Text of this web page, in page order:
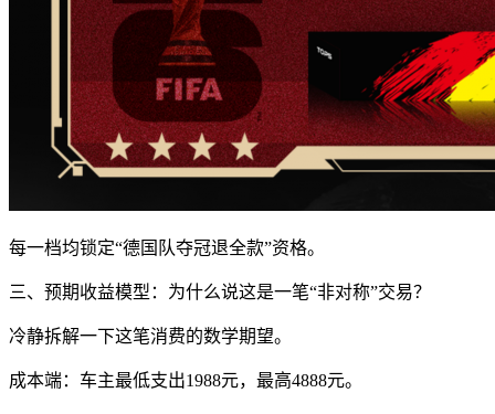
每一档均锁定“德国队夺冠退全款”资格。
三、预期收益模型：为什么说这是一笔“非对称”交易？
冷静拆解一下这笔消费的数学期望。
成本端：车主最低支出1988元，最高4888元。